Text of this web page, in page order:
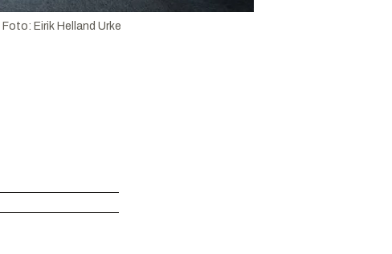
Foto: Eirik Helland Urke